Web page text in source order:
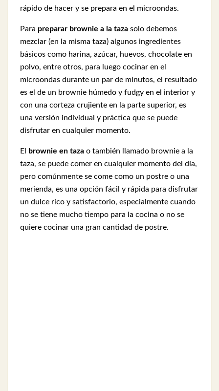
rápido de hacer y se prepara en el microondas.
Para preparar brownie a la taza solo debemos
mezclar (en la misma taza) algunos ingredientes
básicos como harina, azúcar, huevos, chocolate en
polvo, entre otros, para luego cocinar en el
microondas durante un par de minutos, el resultado
es el de un brownie húmedo y fudgy en el interior y
con una corteza crujiente en la parte superior, es
una versión individual y práctica que se puede
disfrutar en cualquier momento.
El brownie en taza o también llamado brownie a la
taza, se puede comer en cualquier momento del día,
pero comúnmente se come como un postre o una
merienda, es una opción fácil y rápida para disfrutar
un dulce rico y satisfactorio, especialmente cuando
no se tiene mucho tiempo para la cocina o no se
quiere cocinar una gran cantidad de postre.